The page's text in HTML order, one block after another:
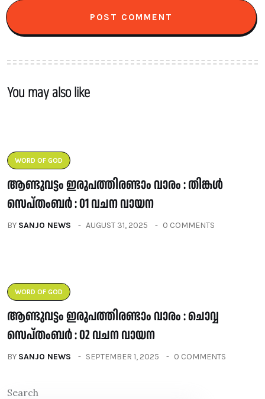
You may also like
WORD OF GOD
ആണ്ടുവട്ടം ഇരുപത്തിരണ്ടാം വാരം : തിങ്കൾ
സെപ്തംബർ : 01 വചന വായന
BY SANJO NEWS AUGUST 31, 2025 0 COMMENTS
WORD OF GOD
ആണ്ടുവട്ടം ഇരുപത്തിരണ്ടാം വാരം : ചൊവ്വ
സെപ്തംബർ : 02 വചന വായന
BY SANJO NEWS SEPTEMBER 1, 2025 0 COMMENTS
Search